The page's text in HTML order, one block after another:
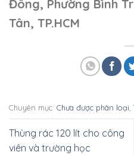
Đông, Phường Bình
Tân, TP.HCM
Chuyên mục: Chưa được phân loại
Thùng rác 120 lít cho công
viên và trường học